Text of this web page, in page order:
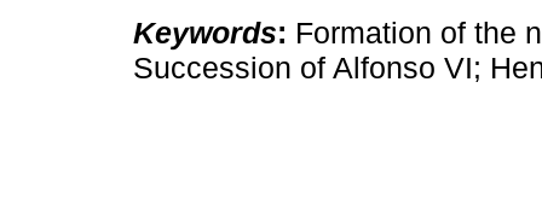
Keywords: Formation of the
Succession of Alfonso VI;